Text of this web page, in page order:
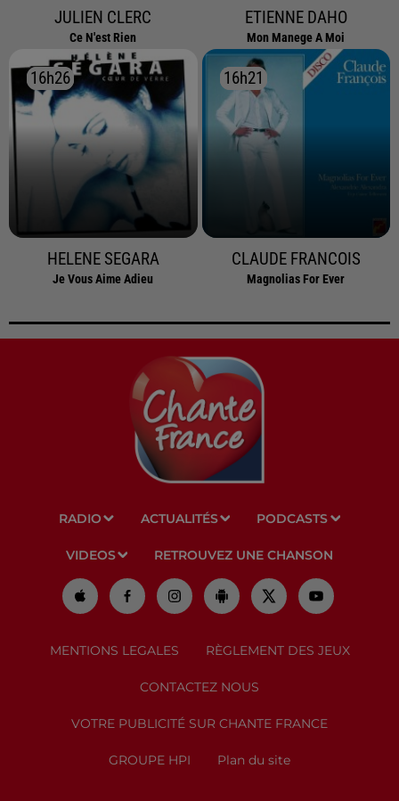
JULIEN CLERC
Ce N'est Rien
ETIENNE DAHO
Mon Manege A Moi
16h26
16h26
HELENE SEGARA
Je Vous Aime Adieu
16h21
16h21
CLAUDE FRANCOIS
Magnolias For Ever
RADIO ACTUALITÉS PODCASTS
VIDEOS RETROUVEZ UNE CHANSON
MENTIONS LEGALES RÈGLEMENT DES JEUX
CONTACTEZ NOUS
VOTRE PUBLICITÉ SUR CHANTE FRANCE
GROUPE HPI Plan du site